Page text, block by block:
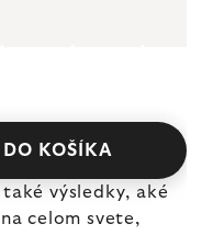
DO KOŠÍKA
výsledky, aké
celom svete,